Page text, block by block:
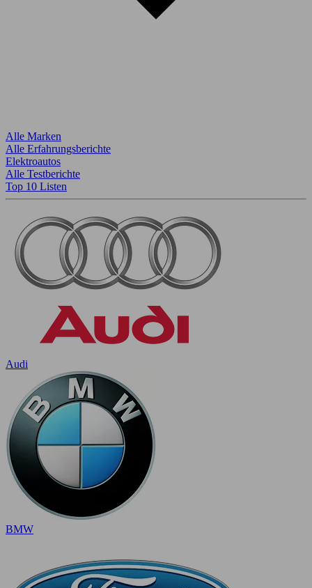
Alle Marken
Alle Erfahrungsberichte
Elektroautos
Alle Testberichte
Top 10 Listen
Audi
BMW